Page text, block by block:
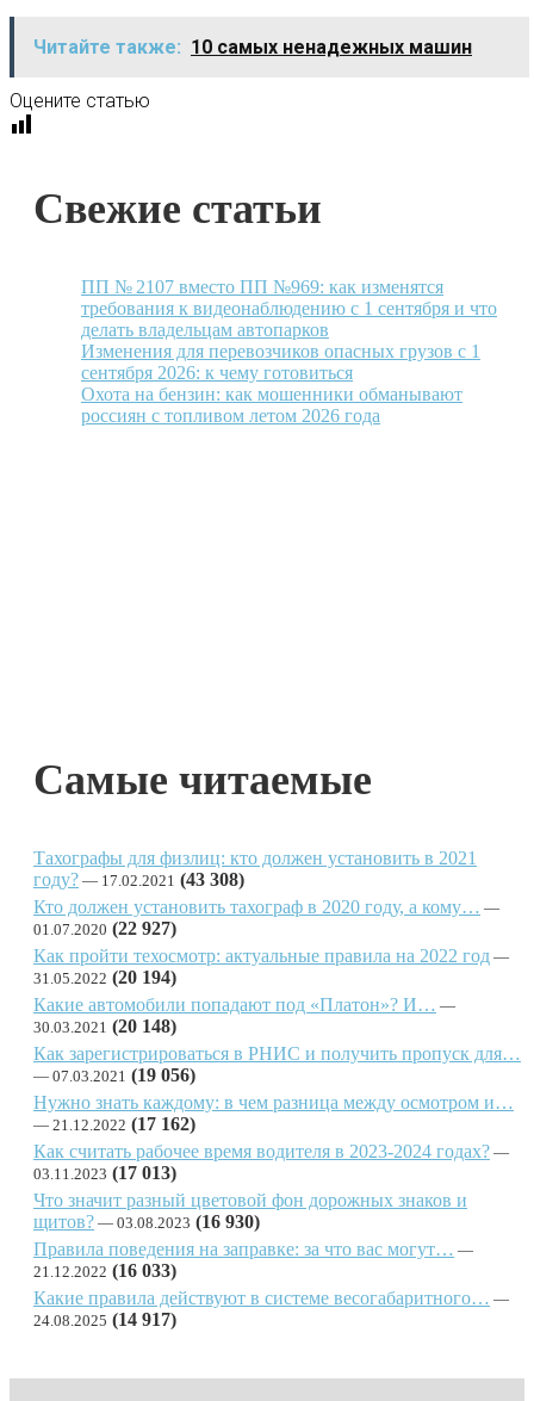
Читайте также: 10 самых ненадежных машин
Оцените статью
Свежие статьи
ПП № 2107 вместо ПП №969: как изменятся
требования к видеонаблюдению с 1 сентября и что
делать владельцам автопарков
Изменения для перевозчиков опасных грузов с 1
сентября 2026: к чему готовиться
Охота на бензин: как мошенники обманывают
россиян с топливом летом 2026 года
Самые читаемые
Тахографы для физлиц: кто должен установить в 2021
году?
17.02.2021 (43 308)
Кто должен установить тахограф в 2020 году, а кому…
01.07.2020 (22 927)
Как пройти техосмотр: актуальные правила на 2022 год
31.05.2022 (20 194)
Какие автомобили попадают под «Платон»? И…
30.03.2021 (20 148)
Как зарегистрироваться в РНИС и получить пропуск для…
07.03.2021 (19 056)
Нужно знать каждому: в чем разница между осмотром и…
21.12.2022 (17 162)
Как считать рабочее время водителя в 2023-2024 годах?
03.11.2023 (17 013)
Что значит разный цветовой фон дорожных знаков и
щитов?
03.08.2023 (16 930)
Правила поведения на заправке: за что вас могут…
21.12.2022 (16 033)
Какие правила действуют в системе весогабаритного…
24.08.2025 (14 917)